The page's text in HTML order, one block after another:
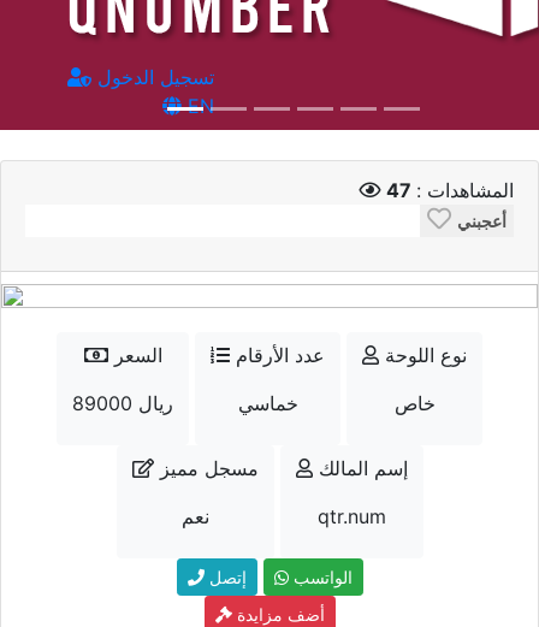
تسجيل الدخول
EN
المشاهدات : 47
أعجبني
السعر
89000 ريال
عدد الأرقام
خماسي
نوع اللوحة
خاص
مسجل مميز
نعم
إسم المالك
qtr.num
إتصل
الواتسب
أضف مزايدة